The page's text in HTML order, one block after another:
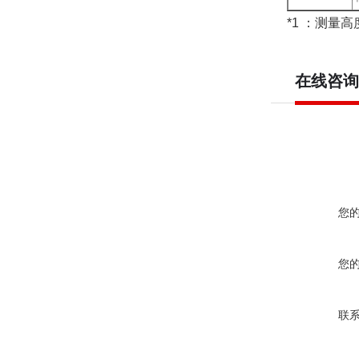
*1 ：测量高
在线咨询
您
您
联